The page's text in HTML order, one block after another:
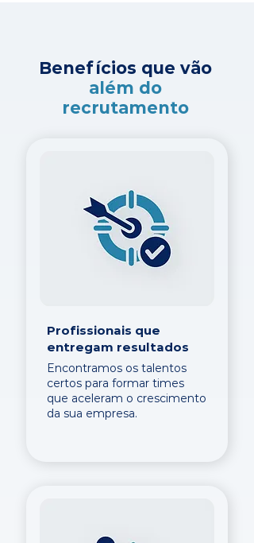
Benefícios que vão
além do
recrutamento
Profissionais que
entregam resultados
Encontramos os talentos
certos para formar times
que aceleram o crescimento
da sua empresa.